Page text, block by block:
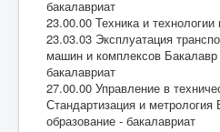
бакалавриат
23.00.00 Техника и технологии
23.03.03 Эксплуатация
машин и комплексов
бакалавриат
27.00.00 Управление в
Стандартизация и
образование - бакалавриат